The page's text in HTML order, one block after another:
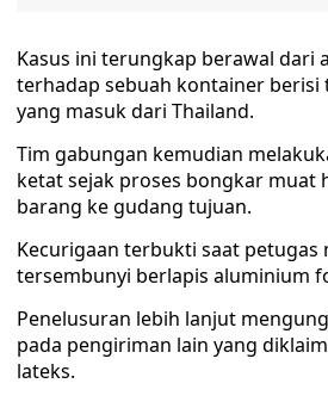
Kasus ini terungkap berawal dari
terhadap sebuah kontainer
yang masuk dari Thailand.
Tim gabungan kemudian
ketat sejak proses bongkar muat
barang ke gudang tujuan.
Kecurigaan terbukti saat petugas
tersembunyi berlapis aluminium
Penelusuran lebih lanjut
pada pengiriman lain yang
lateks.